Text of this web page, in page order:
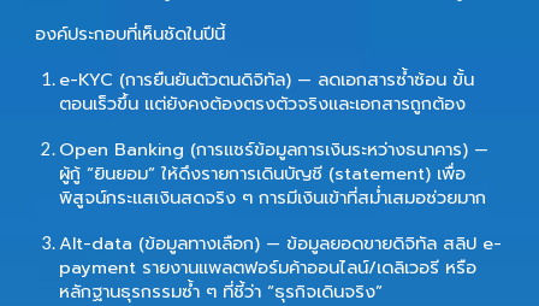
องค์ประกอบที่เห็นชัดในปีนี้
e-KYC (การยืนยันตัวตนดิจิทัล) — ลดเอกสารซ้ำซ้อน ขั้น
ตอนเร็วขึ้น แต่ยังคงต้องตรงตัวจริงและเอกสารถูกต้อง
Open Banking (การแชร์ข้อมูลการเงินระหว่างธนาคาร) —
ผู้กู้ “ยินยอม” ให้ดึงรายการเดินบัญชี (statement) เพื่อ
พิสูจน์กระแสเงินสดจริง ๆ การมีเงินเข้าที่สม่ำเสมอช่วยมาก
Alt-data (ข้อมูลทางเลือก) — ข้อมูลยอดขายดิจิทัล สลิป e-
payment รายงานแพลตฟอร์มค้าออนไลน์/เดลิเวอรี หรือ
หลักฐานธุรกรรมซ้ำ ๆ ที่ชี้ว่า “ธุรกิจเดินจริง”